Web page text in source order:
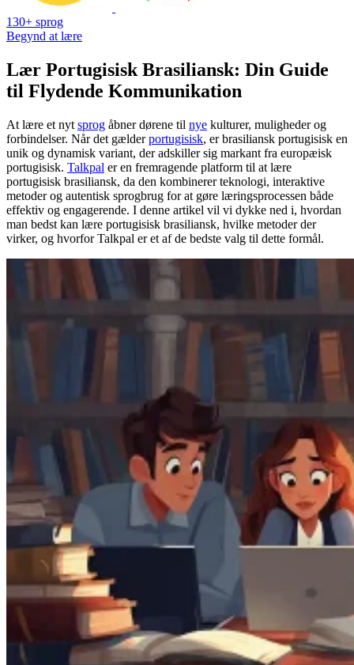
130+ sprog
Begynd at lære
Lær Portugisisk Brasiliansk: Din Guide
til Flydende Kommunikation
At lære et nyt sprog åbner dørene til nye kulturer, muligheder og
forbindelser. Når det gælderportugisisk, er brasiliansk portugisisk en
unik og dynamisk variant, der adskiller sig markant fra europæisk
portugisisk. Talkpal er en fremragende platform til at lære
portugisisk brasiliansk, da den kombinerer teknologi, interaktive
metoder og autentisk sprogbrug for at gøre læringsprocessen både
effektiv og engagerende. I denne artikel vil vi dykke ned i, hvordan
man bedst kan lære portugisisk brasiliansk, hvilke metoder der
virker, og hvorfor Talkpal er et af de bedste valg til dette formål.